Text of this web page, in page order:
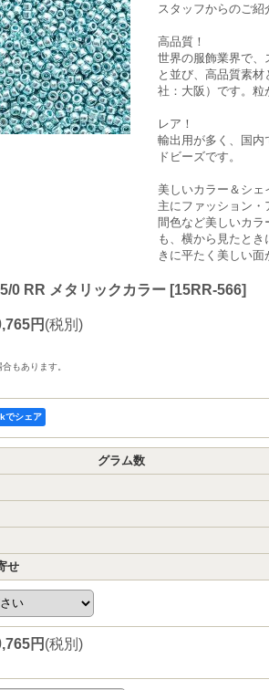
スタッフからのご紹
高品質！
世界の服飾業界で、
と並び、高品質素
社：大阪）です。粒
レア！
輸出用が多く、国内
ドビーズです。
美しいカラー＆シェ
主にファッション
間色など美しいカラ
も、横から見たと
きに平たく美しい面
0 RR メタリックカラー [15RR-566]
円 (税別)
もあります。
でシェア
グラム数
せ
円 (税別)